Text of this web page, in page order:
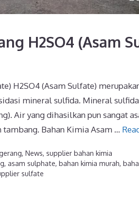
H2SO4 (Asam
H2SO4 (Asam Sulfate)
mineral sulfida. Mineral
Air yang dihasilkan pun sangat
Bahan Kimia Asam …
,News,supplier bahan kimia
,asam sulphate,bahan kimia murah,
sulfate